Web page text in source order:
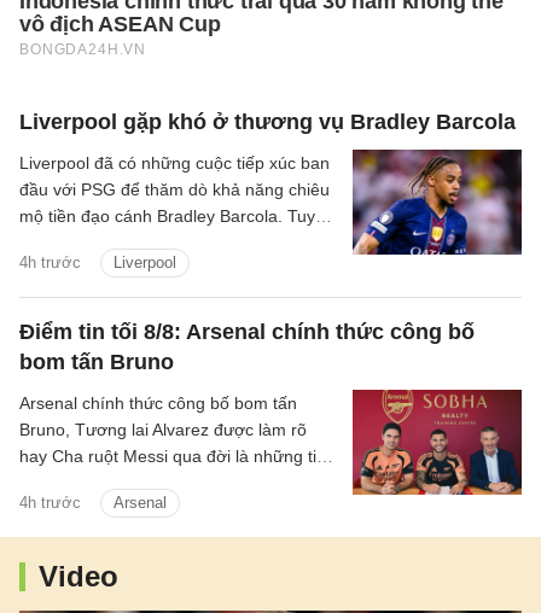
Liverpool gặp khó ở thương vụ Bradley Barcola
4h trước Liverpool
Liverpool đã có những cuộc tiếp xúc ban
đầu với PSG để thăm dò khả năng chiêu
mộ tiền đạo cánh Bradley Barcola. Tuy
hai CLB đang là trở ngại lớn đối với
thương vụ này.
Điểm tin tối 8/8: Arsenal chính thức công bố
bom tấn Bruno
4h trước Arsenal
Arsenal chính thức công bố bom tấn
Bruno, Tương lai Alvarez được làm rõ
hay Cha ruột Messi qua đời là những tin
Video